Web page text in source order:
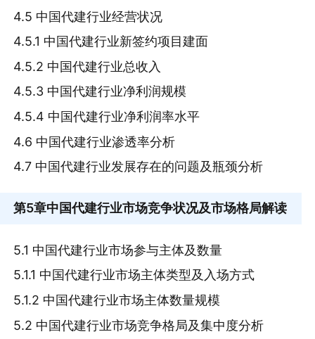
4.5 中国代建行业经营状况
4.5.1 中国代建行业新签约项目建面
4.5.2 中国代建行业总收入
4.5.3 中国代建行业净利润规模
4.5.4 中国代建行业净利润率水平
4.6 中国代建行业渗透率分析
4.7 中国代建行业发展存在的问题及瓶颈分析
第5章中国代建行业市场竞争状况及市场格局解读
5.1 中国代建行业市场参与主体及数量
5.1.1 中国代建行业市场主体类型及入场方式
5.1.2 中国代建行业市场主体数量规模
5.2 中国代建行业市场竞争格局及集中度分析